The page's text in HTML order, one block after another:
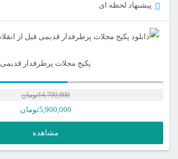
پیشنهاد لحظه ای
پکیج مجلات پرطرفدار قدیمی
14,700,000تومان
5,900,000تومان
مشاهده